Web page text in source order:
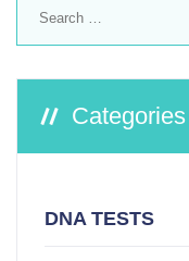
Categories
DNA TESTS